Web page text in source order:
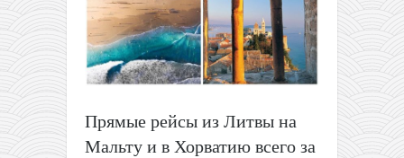
27€
в
одну
сторону
мая)
Прямые рейсы из Литвы на
Мальту и в Хорватию всего за